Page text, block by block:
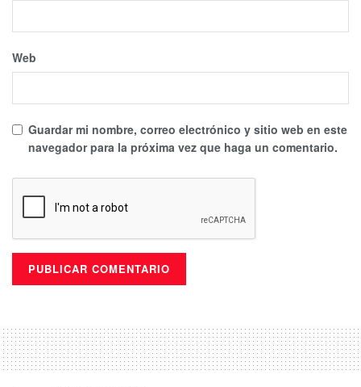
Web
Guardar mi nombre, correo electrónico y sitio web en este
navegador para la próxima vez que haga un comentario.